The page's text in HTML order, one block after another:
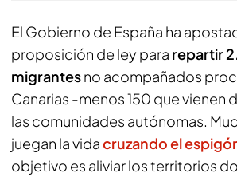
El Gobierno de España ha
proposición de ley para repartir
migrantesno acompañados
Canarias -menos 150 que vienen
las comunidades autónomas.
juegan la vidacruzando el
objetivo es aliviar los territorios